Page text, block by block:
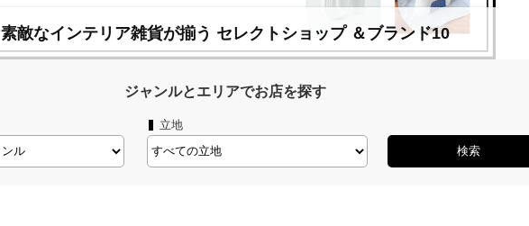
素敵なインテリア雑貨が揃う セレクトショップ ＆ブランド10
ジャンルとエリアでお店を探す
立地